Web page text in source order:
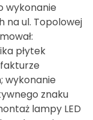
wykonanie
na ul. Topolowej
płytek
wykonanie
znaku
lampy LED